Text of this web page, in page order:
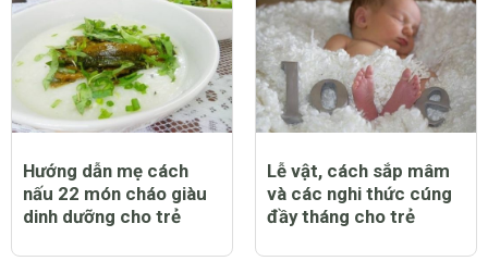
Hướng dẫn mẹ cách
nấu 22 món cháo giàu
dinh dưỡng cho trẻ
Lễ vật, cách sắp mâm
và các nghi thức cúng
đầy tháng cho trẻ